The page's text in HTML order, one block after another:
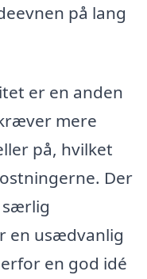
på lang
er en anden
mere
på, hvilket
Der
særlig
en usædvanlig
en god idé